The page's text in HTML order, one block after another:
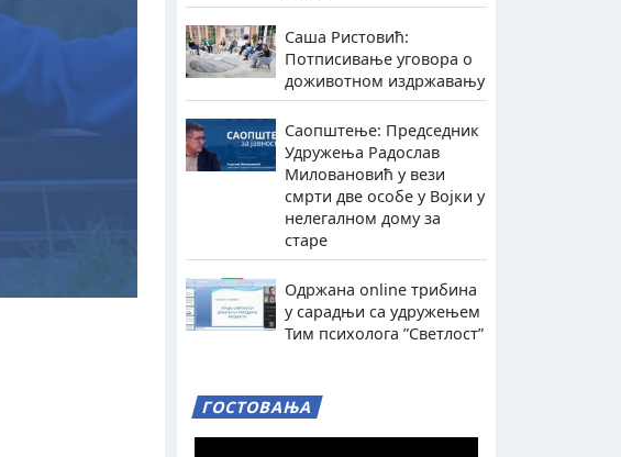
Саша Ристовић:
Потписивање уговора о
доживотном издржавању
Саопштење: Председник
Удружења Радослав
Миловановић у вези
смрти две особе у Војки у
нелегалном дому за
старе
Одржана online трибина
у сарадњи са удружењем
Тим психолога ”Светлост”
ГОСТОВАЊА